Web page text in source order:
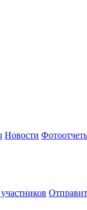
Новости